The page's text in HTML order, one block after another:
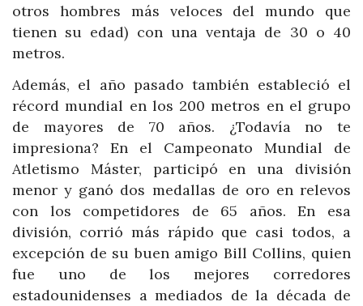
otros hombres más veloces del mundo que
tienen su edad) con una ventaja de 30 o 40
metros.
Además, el año pasado también estableció el
récord mundial en los 200 metros en el grupo
de mayores de 70 años. ¿Todavía no te
impresiona? En el Campeonato Mundial de
Atletismo Máster, participó en una división
menor y ganó dos medallas de oro en relevos
con los competidores de 65 años. En esa
división, corrió más rápido que casi todos, a
excepción de su buen amigo Bill Collins, quien
fue uno de los mejores corredores
estadounidenses a mediados de la década de